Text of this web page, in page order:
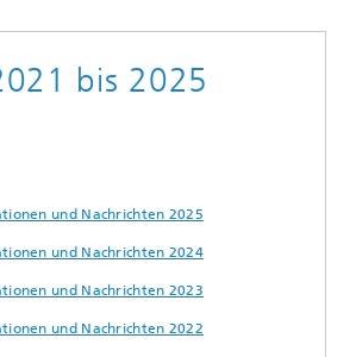
bis 2025
und Nachrichten 2025
und Nachrichten 2024
und Nachrichten 2023
und Nachrichten 2022